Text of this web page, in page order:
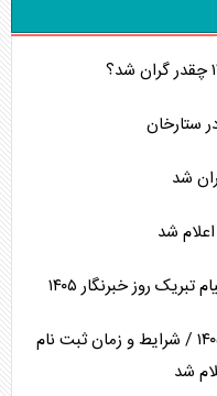
جدیدترین پیش فروش سایپا مرداد ۱۴۰۵ / شرایط و زمان ثبت نام